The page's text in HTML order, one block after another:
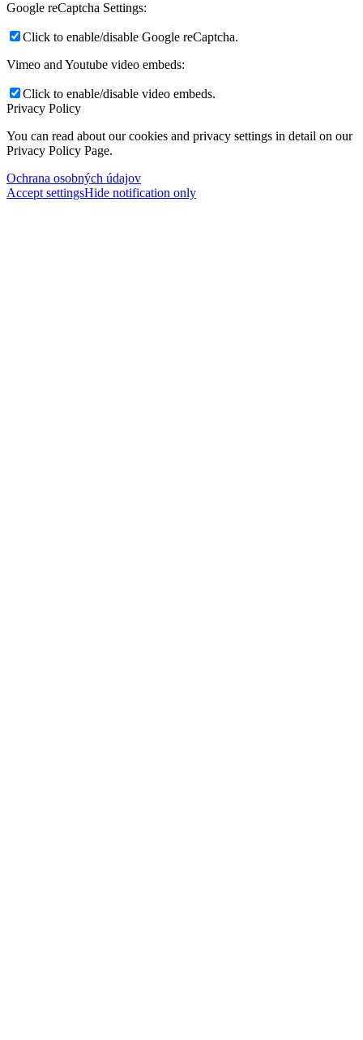
Google reCaptcha Settings:
Click to enable/disable Google reCaptcha.
Vimeo and Youtube video embeds:
Click to enable/disable video embeds.
Privacy Policy
You can read about our cookies and privacy settings in detail on our
Privacy Policy Page.
Ochrana osobných údajov
Accept settingsHide notification only